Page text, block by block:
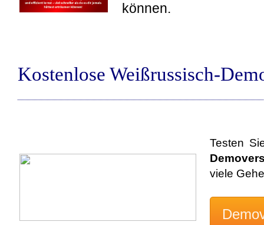
können.
Kostenlose Weißrussisch-
Testen
viele